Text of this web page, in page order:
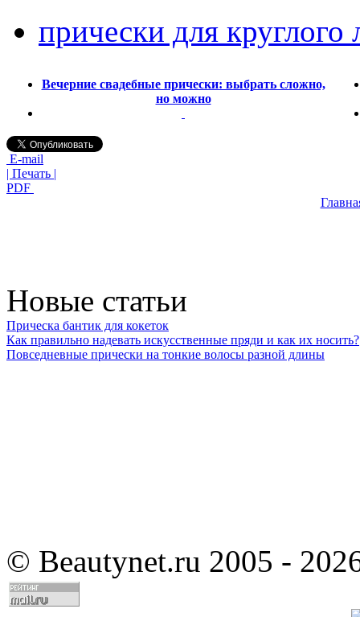
прически для круглого
Вечерние свадебные прически: выбрать сложно,
но можно
E-mail
| Печать |
PDF
Новые статьи
Прическа бантик для кокеток
Как правильно надевать искусственные пряди и как их носить?
Повседневные прически на тонкие волосы разной длины
© Beautynet.ru 2005 -